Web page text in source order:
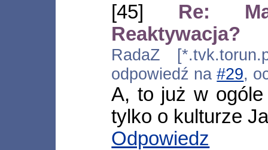
[45] Re:
Reaktywacja?
RadaZ
odpowiedź na#29,
A, to już w ogóle
tylko o kulturze
Odpowiedz